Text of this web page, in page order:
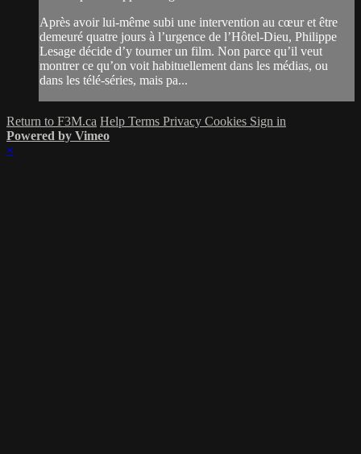
Après avoir lui-même subi une intervention au cœur et être
demeuré quatre jours à l’urgence de l’Hôtel-Dieu, Philippe
Lesage décide d’y tourner un film. Non parce qu’il veut
montrer ce qu’on voit habituellement dans les médias, ou
dans les télé-séries, mais pa...
Return to F3M.ca Help Terms Privacy Cookies Sign in
Powered by Vimeo
×